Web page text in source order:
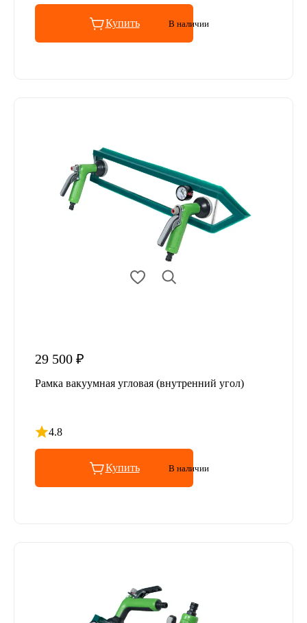
Купить В наличии
29 500 ₽
Рамка вакуумная угловая (внутренний угол)
4.8
Рейтинг 4.8 из 5
Купить В наличии